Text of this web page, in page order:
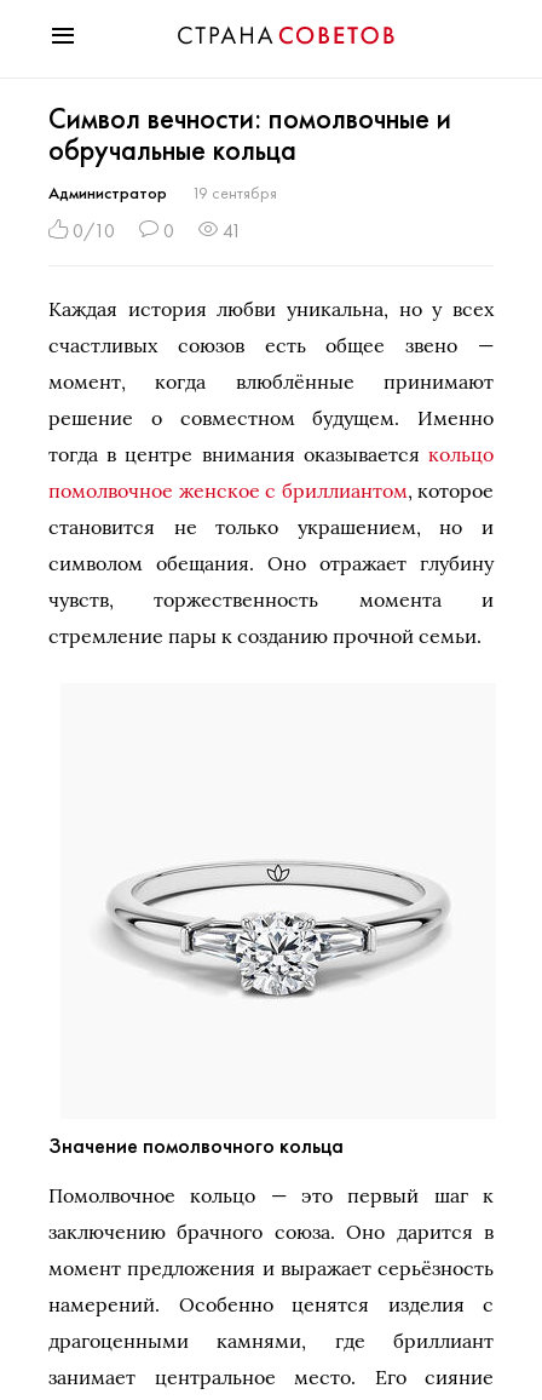
Мода
Звезды
Гороскопы
Здоровье
Разное
Праздники
Символ вечности: помолвочные и
обручальные кольца
Администратор 19 сентября
0/10 0 41
Каждая история любви уникальна, но у всех
счастливых союзов есть общее звено —
момент, когда влюблённые принимают
решение о совместном будущем. Именно
тогда в центре внимания оказывается кольцо
помолвочное женское с бриллиантом, которое
становится не только украшением, но и
символом обещания. Оно отражает глубину
чувств, торжественность момента и
стремление пары к созданию прочной семьи.
Значение помолвочного кольца
Помолвочное кольцо — это первый шаг к
заключению брачного союза. Оно дарится в
момент предложения и выражает серьёзность
намерений. Особенно ценятся изделия с
драгоценными камнями, где бриллиант
занимает центральное место. Его сияние